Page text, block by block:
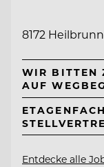
8172
WIR BITTEN
AUF
Entdecke alle